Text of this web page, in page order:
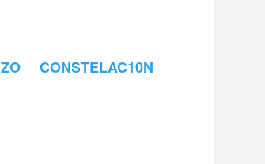
CONSTELAC10N